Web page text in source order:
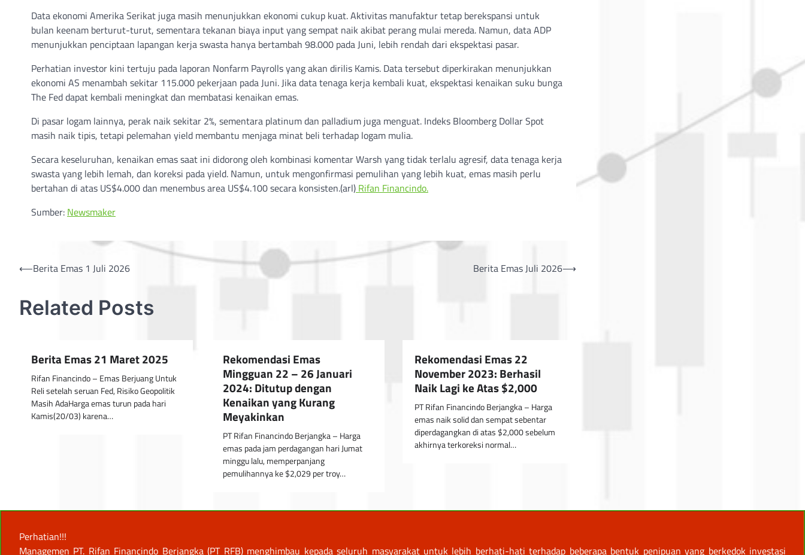
Data ekonomi Amerika Serikat juga masih menunjukkan ekonomi cukup kuat. Aktivitas manufaktur tetap berekspansi untuk
bulan keenam berturut-turut, sementara tekanan biaya input yang sempat naik akibat perang mulai mereda. Namun, data ADP
menunjukkan penciptaan lapangan kerja swasta hanya bertambah 98.000 pada Juni, lebih rendah dari ekspektasi pasar.
Perhatian investor kini tertuju pada laporan Nonfarm Payrolls yang akan dirilis Kamis. Data tersebut diperkirakan menunjukkan
ekonomi AS menambah sekitar 115.000 pekerjaan pada Juni. Jika data tenaga kerja kembali kuat, ekspektasi kenaikan suku bunga
The Fed dapat kembali meningkat dan membatasi kenaikan emas.
Di pasar logam lainnya, perak naik sekitar 2%, sementara platinum dan palladium juga menguat. Indeks Bloomberg Dollar Spot
masih naik tipis, tetapi pelemahan yield membantu menjaga minat beli terhadap logam mulia.
Secara keseluruhan, kenaikan emas saat ini didorong oleh kombinasi komentar Warsh yang tidak terlalu agresif, data tenaga kerja
swasta yang lebih lemah, dan koreksi pada yield. Namun, untuk mengonfirmasi pemulihan yang lebih kuat, emas masih perlu
bertahan di atas US$4.000 dan menembus area US$4.100 secara konsisten.(arl) Rifan Financindo.
Sumber: Newsmaker
Post
⟵Berita Emas 1 Juli 2026 Berita Emas Juli 2026⟶
Related Posts
Berita Emas 21 Maret 2025
Rifan Financindo – Emas Berjuang Untuk
Reli setelah seruan Fed, Risiko Geopolitik
Masih AdaHarga emas turun pada hari
Kamis(20/03) karena…
Rekomendasi Emas
Mingguan 22 – 26 Januari
2024: Ditutup dengan
Kenaikan yang Kurang
Meyakinkan
PT Rifan Financindo Berjangka – Harga
emas pada jam perdagangan hari Jumat
minggu lalu, memperpanjang
pemulihannya ke $2,029 per troy…
Rekomendasi Emas 22
November 2023: Berhasil
Naik Lagi ke Atas $2,000
PT Rifan Financindo Berjangka – Harga
emas naik solid dan sempat sebentar
diperdagangkan di atas $2,000 sebelum
akhirnya terkoreksi normal…
Perhatian!!!
Managemen PT. Rifan Financindo Berjangka (PT RFB) menghimbau kepada seluruh masyarakat untuk lebih berhati-hati terhadap beberapa bentuk penipuan yang berkedok investasi